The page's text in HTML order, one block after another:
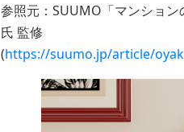
参照元：SUUMO「マンショ
氏 監修
(https://suumo.jp/article/